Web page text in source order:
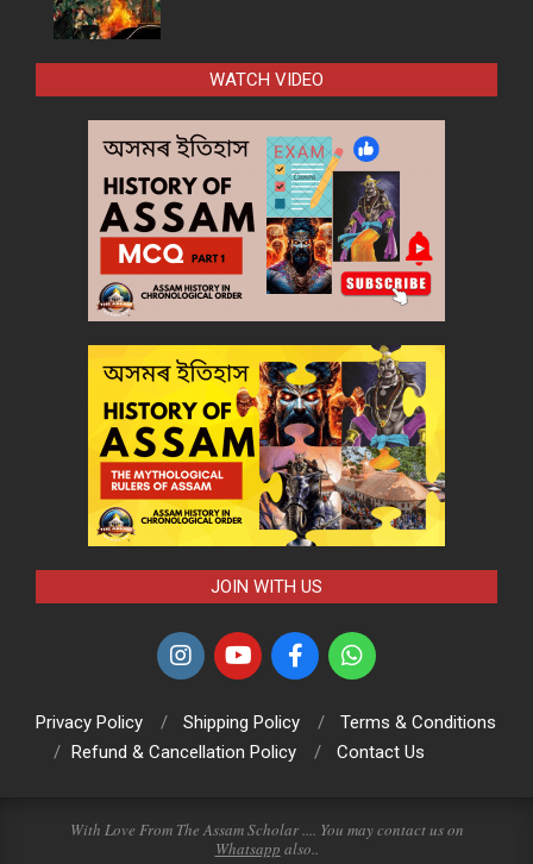
WATCH VIDEO
JOIN WITH US
Privacy Policy Shipping Policy
Terms & Conditions
Refund & Cancellation Policy
Contact Us
With Love From The Assam Scholar .... You may contact us on
Whatsapp also..